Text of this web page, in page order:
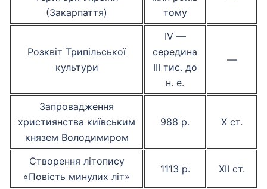
(Закарпаття)
тому
Розквіт Трипільської
культури
IV —
середина
III тис. до
н. е.
—
Запровадження
християнства київським
князем Володимиром
988 р. Х ст.
Створення літопису
«Повість минулих літ»
1113 р. ХІІ ст.